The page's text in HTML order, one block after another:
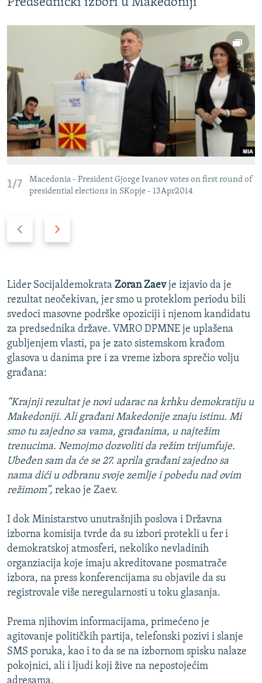
Predsednički izbori u Makedoniji
1/7
Macedonia - President Gjorge Ivanov votes on first round of
presidential elections in SKopje - 13Apr2014
h
o
d
n
i
s
l
j
d
d
n
i
s
l
a
j
Lider Socijaldemokrata Zoran Zaevje izjavio da je
rezultat neočekivan, jer smo u proteklom periodu bili
svedoci masovne podrške opoziciji i njenom kandidatu
za predsednika države. VMRO DPMNE je uplašena
gubljenjem vlasti, pa je zato sistemskom krađom
glasova u danima pre i za vreme izbora sprečio volju
građana:
“Krajnji rezultat je novi udarac na krhku demokratiju u
Makedoniji. Ali građani Makedonije znaju istinu. Mi
smo tu zajedno sa vama, građanima, u najtežim
trenucima. Nemojmo dozvoliti da režim trijumfuje.
Ubeđen sam da će se 27. aprila građani zajedno sa
nama dići u odbranu svoje zemlje i pobedu nad ovim
režimom”, rekao je Zaev.
I dok Ministarstvo unutrašnjih poslova i Državna
izborna komisija tvrde da su izbori protekli u fer i
demokratskoj atmosferi, nekoliko nevladinih
organziacija koje imaju akreditovane posmatrače
izbora, na press konferencijama su objavile da su
registrovale više neregularnosti u toku glasanja.
Prema njihovim informacijama, primećeno je
agitovanje političkih partija, telefonski pozivi i slanje
SMS poruka, kao i to da se na izbornom spisku nalaze
pokojnici, ali i ljudi koji žive na nepostojećim